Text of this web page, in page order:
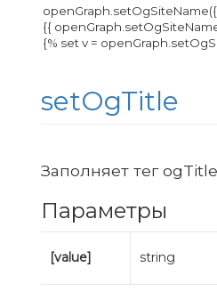
setOgTitle
Заполняет тег ogTitle
Параметры
[value] string